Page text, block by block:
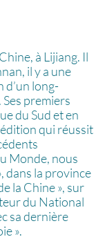
à Lijiang. Il
il y a une
d’un long-
premiers
du Sud et en
qui réussit
Monde, nous
dans la province
la Chine », sur
du National
sa dernière
».